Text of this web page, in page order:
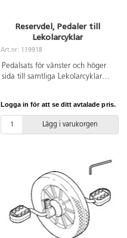
Reservdel, Pedaler till
Lekolarcyklar
Art.nr: 119918
Pedalsats för vänster och höger
sida till samtliga Lekolarcyklar
75634.
Logga in för att se ditt avtalade pris.
Lägg i varukorgen